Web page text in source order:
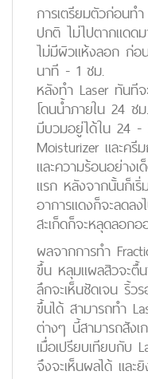
การเตรียมตัวก่อนท
ปกติ ไม่ไปตากแดด
ไม่มีผิวแห้งลอก ก่อ
นาที - 1 ชม.
หลังทำ Laser ทันที
โดนน้ำภายใน 24 ช
มีบวมอยู่ได้ใน 24
Moisturizer และค
และความร้อนอย่าง
แรก หลังจากนั้นก็เ
อาการแดงก็จะลดล
สะเก็ดก็จะหลุดลอกอ
ผลจากการทำ
ขึ้น หลุมแผลสิวจะตื้น
ลึกจะเห็นชัดเจน ริ้
ขึ้นได้ สามารถทำ
ต่างๆ นี้สามารถสังเ
เมื่อเปรียบเทียบกับ
จึงจะเห็นผลได้ และ